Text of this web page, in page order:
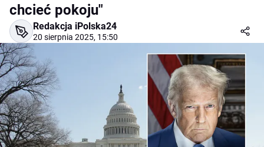
chcieć pokoju"
Redakcja iPolska24
20 sierpnia 2025, 15:50